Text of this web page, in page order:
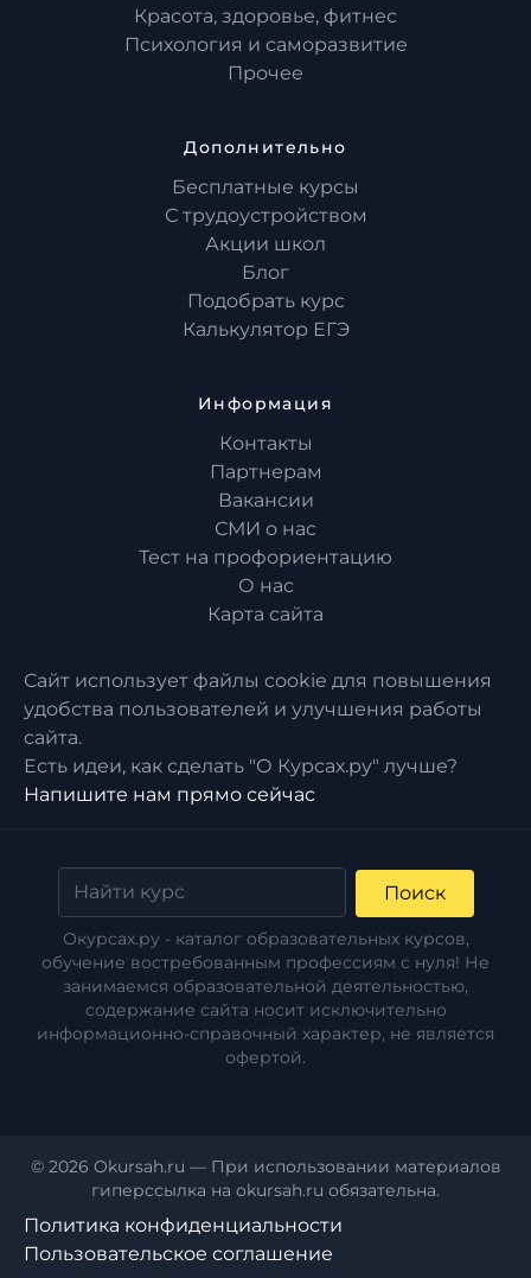
Красота, здоровье, фитнес
Психология и саморазвитие
Прочее
Дополнительно
Бесплатные курсы
С трудоустройством
Акции школ
Блог
Подобрать курс
Калькулятор ЕГЭ
Информация
Контакты
Партнерам
Вакансии
СМИ о нас
Тест на профориентацию
О нас
Карта сайта
Сайт использует файлы cookie для повышения
удобства пользователей и улучшения работы
сайта.
Есть идеи, как сделать "О Курсах.ру" лучше?
Напишите нам прямо сейчас
Поиск
Окурсах.ру - каталог образовательных курсов,
обучение востребованным профессиям с нуля! Не
занимаемся образовательной деятельностью,
содержание сайта носит исключительно
информационно-справочный характер, не является
офертой.
© 2026 Okursah.ru — При использовании материалов
гиперссылка на okursah.ru обязательна.
Политика конфиденциальности
Пользовательское соглашение